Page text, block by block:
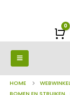
0
HOME